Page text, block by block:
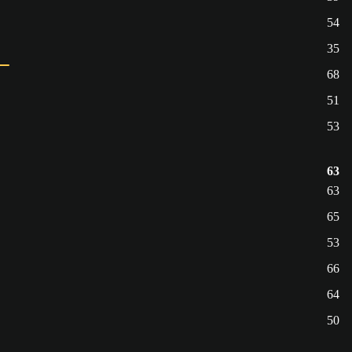
54
35
68
51
53
63
63
65
53
66
64
50